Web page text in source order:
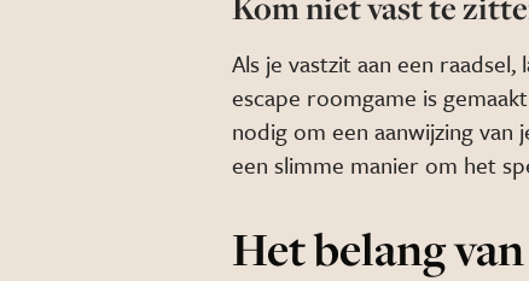
Als je vastzit aan een
escape roomgame is
nodig om een aanwijzing van
een slimme manier om het
Het belang